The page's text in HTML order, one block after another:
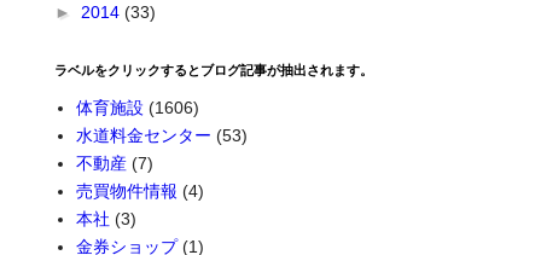
► 2014(33)
ラベルをクリックするとブログ記事が抽出されます。
体育施設 (1606)
水道料金センター (53)
不動産 (7)
売買物件情報 (4)
本社 (3)
金券ショップ (1)